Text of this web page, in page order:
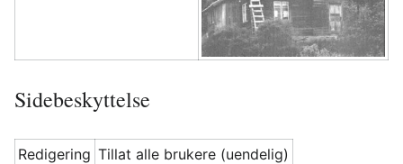
Sidebeskyttelse
Redigering Tillat alle brukere (uendelig)